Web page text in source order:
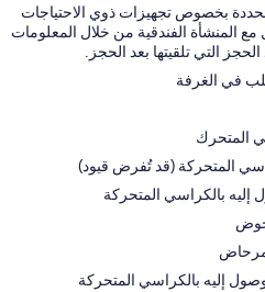
بخصوص تجهيزات ذوي الاحتياجات
المنشأة الفندقية من خلال المعلومات
التي تلقيتها بعد الحجز.
في الغرفة
المتحرك
المتحركة (قد تُفرض قيود)
بالكراسي المتحركة
إليه بالكراسي المتحركة